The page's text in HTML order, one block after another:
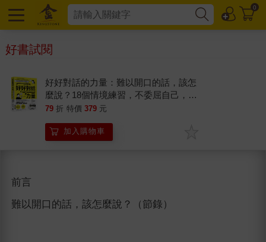
0
好書試閱
好好對話的力量：難以開口的話，該怎
麼說？18個情境練習，不委屈自己，也
不逼迫對方，把困難對話變成有效溝通
79 折 特價 379 元
加入購物車
前言
難以開口的話，該怎麼說？（節錄）